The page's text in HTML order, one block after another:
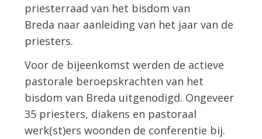
priesterraad van het bisdom van
Breda naar aanleiding van het jaar van de
priesters.
Voor de bijeenkomst werden de actieve
pastorale beroepskrachten van het
bisdom van Breda uitgenodigd. Ongeveer
35 priesters, diakens en pastoraal
werk(st)ers woonden de conferentie bij.